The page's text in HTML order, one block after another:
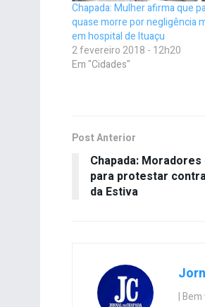
Chapada: Mulher afirma que
quase morre por negligência
em hospital de Ituaçu
2 fevereiro 2018 - 12h20
Em "Cidades"
Post Anterior
Chapada:
para protestar
da Estiva
|